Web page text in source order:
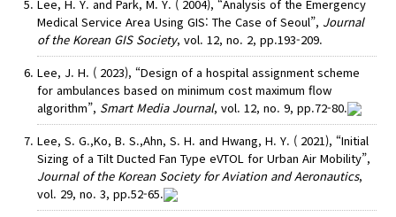
Lee, H. Y. and Park, M. Y. ( 2004), “Analysis of the Emergency
Medical Service Area Using GIS: The Case of Seoul”, Journal
of the Korean GIS Society, vol. 12, no. 2, pp.193-209.
Lee, J. H. ( 2023), “Design of a hospital assignment scheme
for ambulances based on minimum cost maximum flow
algorithm”, Smart Media Journal, vol. 12, no. 9, pp.72-80.
Lee, S. G.,Ko, B. S.,Ahn, S. H. and Hwang, H. Y. ( 2021), “Initial
Sizing of a Tilt Ducted Fan Type eVTOL for Urban Air Mobility”,
Journal of the Korean Society for Aviation and Aeronautics,
vol. 29, no. 3, pp.52-65.